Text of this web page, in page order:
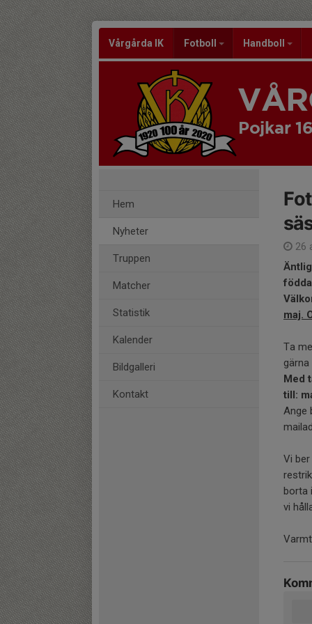
Vårgårda IK Fotboll Handboll
Pojkar
Hem
Nyheter
Truppen
Matcher
Statistik
Kalender
Bildgalleri
Kontakt
26
maj.
Ta
gärna
Med
till:
Ange
Vi
borta
vi